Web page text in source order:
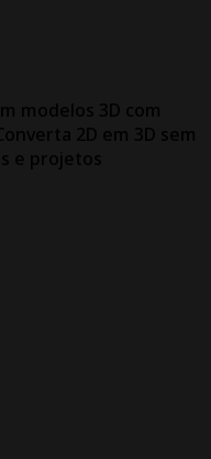
modelos 3D com
2D em 3D sem
e projetos